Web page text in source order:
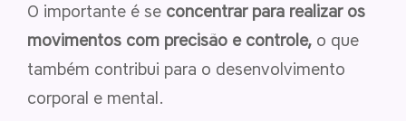
O importante é se concentrar para realizar os
movimentos com precisão e controle, o que
também contribui para o desenvolvimento
corporal e mental.